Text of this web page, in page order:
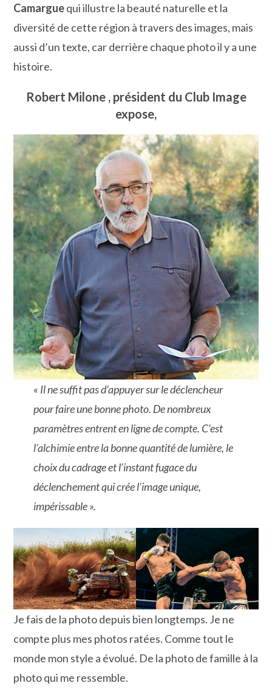
Camarguequi illustre la beauté naturelle et la
diversité de cette région à travers des images, mais
aussi d’un texte, car derrière chaque photo il y a une
histoire.
Robert Milone , président du Club Image
expose,
« Il ne suffit pas d’appuyer sur le déclencheur
pour faire une bonne photo. De nombreux
paramètres entrent en ligne de compte. C’est
l’alchimie entre la bonne quantité de lumière, le
choix du cadrage et l’instant fugace du
déclenchement qui crée l’image unique,
impérissable ».
Je fais de la photo depuis bien longtemps. Je ne
compte plus mes photos ratées. Comme tout le
monde mon style a évolué. De la photo de famille à la
photo qui me ressemble.